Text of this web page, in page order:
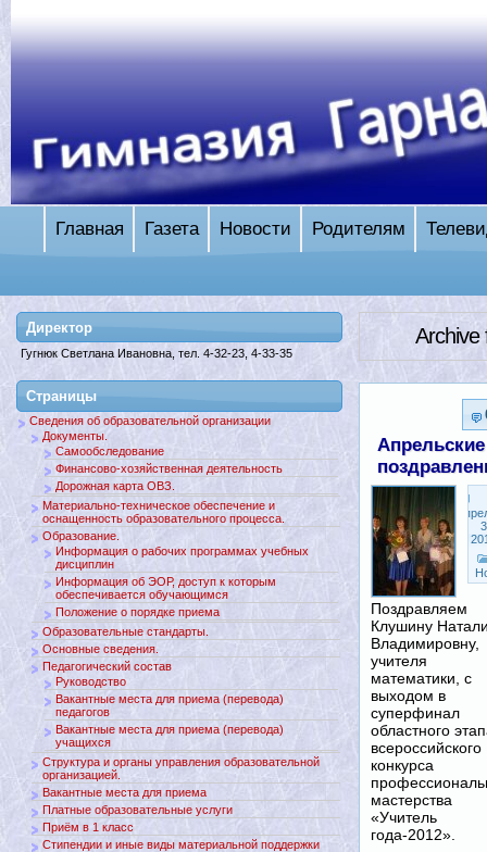
Главная Газета Новости Родителям
Archive
Апрельские
Поздравляем
Клушину
Владимировну,
учителя
математики, с
выходом в
суперфинал
областного
всероссийского
конкурса
мастерства
«Учитель
года-2012».
Директор
Гугнюк Светлана Ивановна, тел. 4-32-23, 4-33-35
Страницы
Сведения об образовательной организации
Документы.
Самообследование
Финансово-хозяйственная деятельность
Дорожная карта ОВЗ.
Материально-техническое обеспечение и
оснащенность образовательного процесса.
Образование.
Информация о рабочих программах учебных
дисциплин
Информация об ЭОР, доступ к которым
обеспечивается обучающимся
Положение о порядке приема
Образовательные стандарты.
Основные сведения.
Педагогический состав
Руководство
Вакантные места для приема (перевода)
педагогов
Вакантные места для приема (перевода)
учащихся
Структура и органы управления образовательной
организацией.
Вакантные места для приема
Платные образовательные услуги
Приём в 1 класс
Стипендии и иные виды материальной поддержки